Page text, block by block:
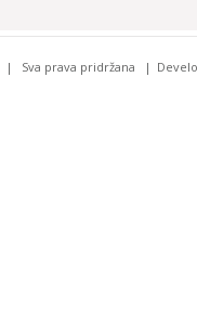
Sva prava pridržana